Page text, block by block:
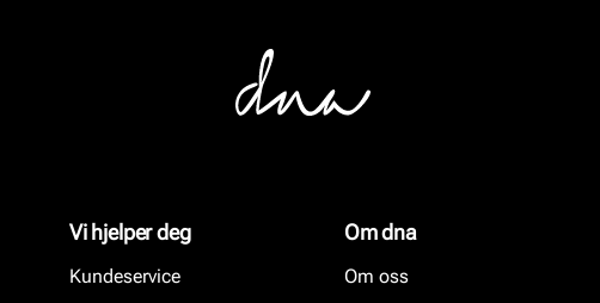
Vi hjelper deg
Kundeservice
Om dna
Om oss